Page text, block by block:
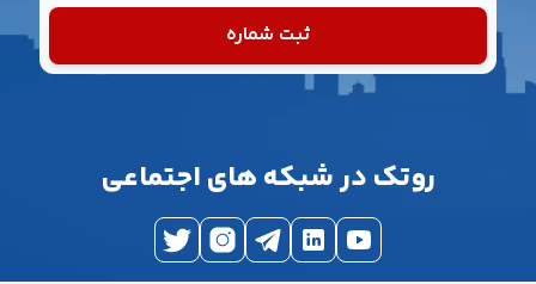
ثبت شماره
روتک در شبکه های اجتماعی